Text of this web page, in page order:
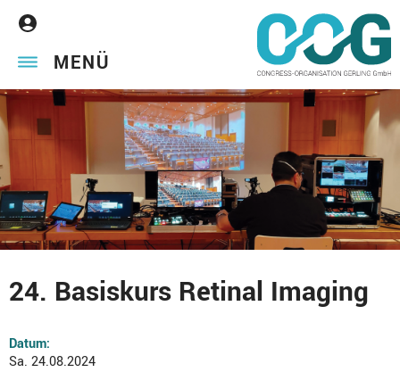
MENÜ
24. Basiskurs Retinal Imaging
Datum:
Sa. 24.08.2024